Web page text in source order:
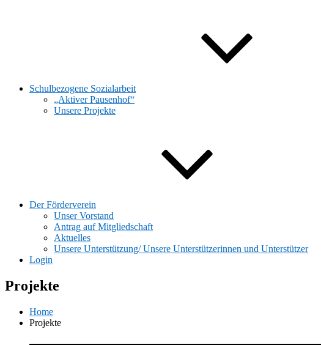
Schulbezogene Sozialarbeit
„Aktiver Pausenhof“
Unsere Projekte
Der Förderverein
Unser Vorstand
Antrag auf Mitgliedschaft
Aktuelles
Unsere Unterstützung/ Unsere Unterstützerinnen und Unterstützer
Login
Projekte
Home
Projekte